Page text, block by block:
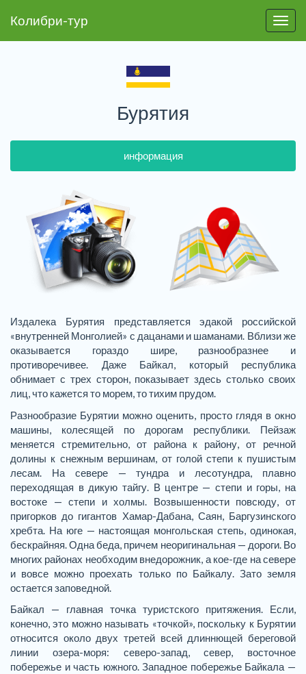
Колибри-тур
Бурятия
информация
Издалека Бурятия представляется эдакой российской
«внутренней Монголией» с дацанами и шаманами. Вблизи же
оказывается гораздо шире, разнообразнее и
противоречивее. Даже Байкал, который республика
обнимает с трех сторон, показывает здесь столько своих
лиц, что кажется то морем, то тихим прудом.
Разнообразие Бурятии можно оценить, просто глядя в окно
машины, колесящей по дорогам республики. Пейзаж
меняется стремительно, от района к району, от речной
долины к снежным вершинам, от голой степи к пушистым
лесам. На севере — тундра и лесотундра, плавно
переходящая в дикую тайгу. В центре — степи и горы, на
востоке — степи и холмы. Возвышенности повсюду, от
пригорков до гигантов Хамар-Дабана, Саян, Баргузинского
хребта. На юге — настоящая монгольская степь, одинокая,
бескрайняя. Одна беда, причем неоригинальная — дороги. Во
многих районах необходим внедорожник, а кое-где на севере
и вовсе можно проехать только по Байкалу. Зато земля
остается заповедной.
Байкал — главная точка туристского притяжения. Если,
конечно, это можно называть «точкой», поскольку к Бурятии
относится около двух третей всей длиннющей береговой
линии озера-моря: северо-запад, север, восточное
побережье и часть южного. Западное побережье Байкала —